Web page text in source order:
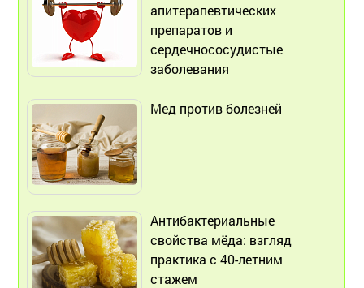
апитерапевтических
препаратов и
сердечнососудистые
заболевания
Мед против болезней
Антибактериальные
свойства мёда: взгляд
практика с 40-летним
стажем